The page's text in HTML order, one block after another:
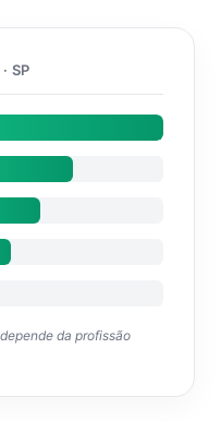
SP
da profissão